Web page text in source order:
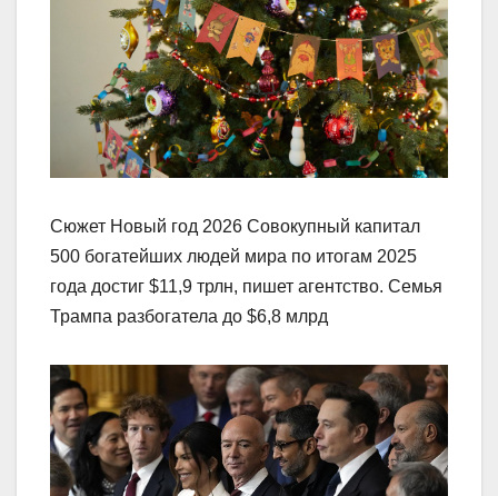
Сюжет Новый год 2026 Совокупный капитал
500 богатейших людей мира по итогам 2025
года достиг $11,9 трлн, пишет агентство. Семья
Трампа разбогатела до $6,8 млрд